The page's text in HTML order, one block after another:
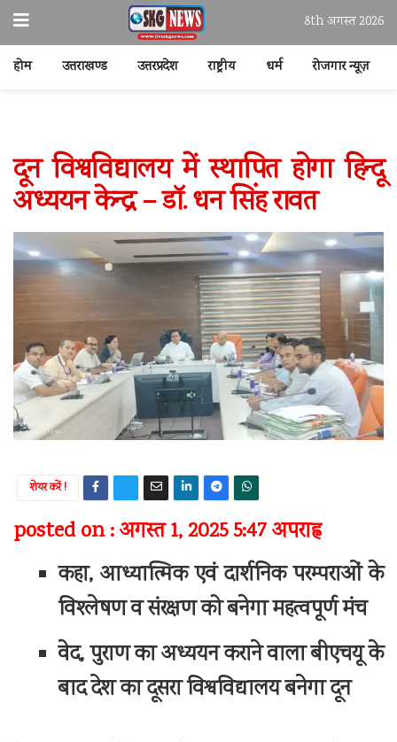
8th अगस्त 2026
होम उत्तराखण्ड उत्तरप्रदेश राष्ट्रीय धर्म रोजगार न्यूज़
दून विश्वविद्यालय में स्थापित होगा हिन्दू
अध्ययन केन्द्र – डॉ. धन सिंह रावत
शेयर करें !
posted on : अगस्त 1, 2025 5:47 अपराह्न
कहा, आध्यात्मिक एवं दार्शनिक परम्पराओं के
विश्लेषण व संरक्षण को बनेगा महत्वपूर्ण मंच
वेद, पुराण का अध्ययन कराने वाला बीएचयू के
बाद देश का दूसरा विश्वविद्यालय बनेगा दून